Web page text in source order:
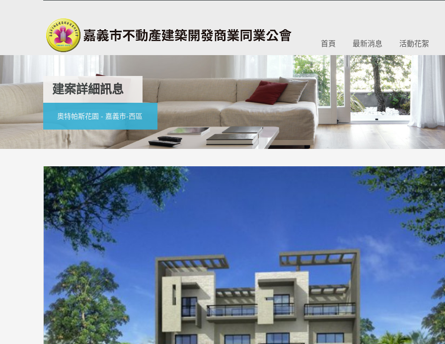
首頁 最新消息 活動花絮
建案詳細訊息
奧特帕斯花園 - 嘉義市-西區